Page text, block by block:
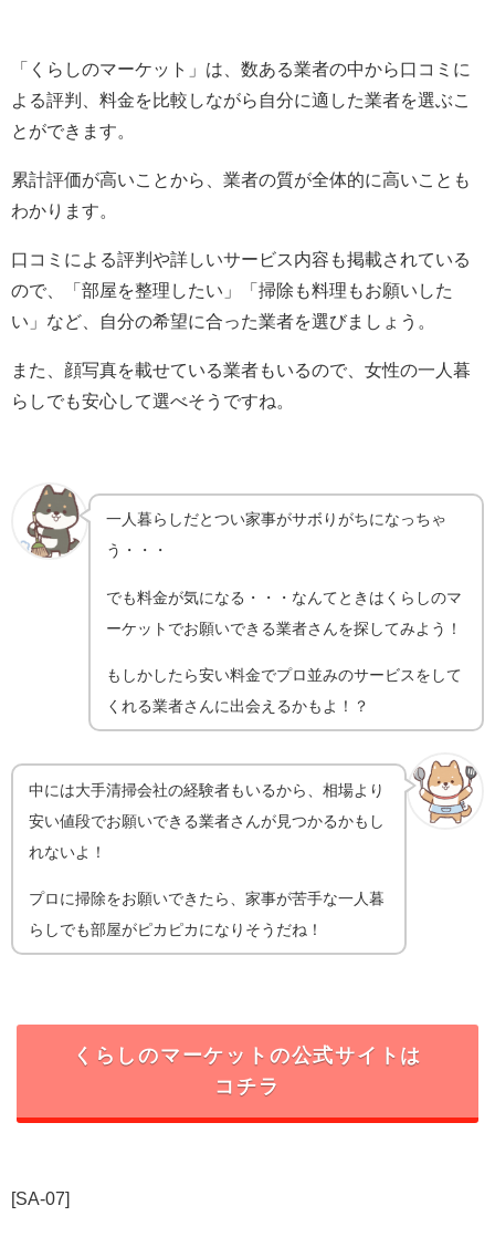
「くらしのマーケット」は、数ある業者の中から口コミに
よる評判、料金を比較しながら自分に適した業者を選ぶこ
とができます。
累計評価が高いことから、業者の質が全体的に高いことも
わかります。
口コミによる評判や詳しいサービス内容も掲載されている
ので、「部屋を整理したい」「掃除も料理もお願いした
い」など、自分の希望に合った業者を選びましょう。
また、顔写真を載せている業者もいるので、女性の一人暮
らしでも安心して選べそうですね。
一人暮らしだとつい家事がサボりがちになっちゃ
う・・・
でも料金が気になる・・・なんてときはくらしのマ
ーケットでお願いできる業者さんを探してみよう！
もしかしたら安い料金でプロ並みのサービスをして
くれる業者さんに出会えるかもよ！？
中には大手清掃会社の経験者もいるから、相場より
安い値段でお願いできる業者さんが見つかるかもし
れないよ！
プロに掃除をお願いできたら、家事が苦手な一人暮
らしでも部屋がピカピカになりそうだね！
くらしのマーケットの公式サイトは
コチラ
[SA-07]